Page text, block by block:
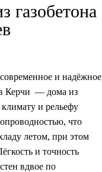
газобетона
и надёжное
Керчи — дома из
и рельефу
что
летом, при этом
и точность
вдвое по